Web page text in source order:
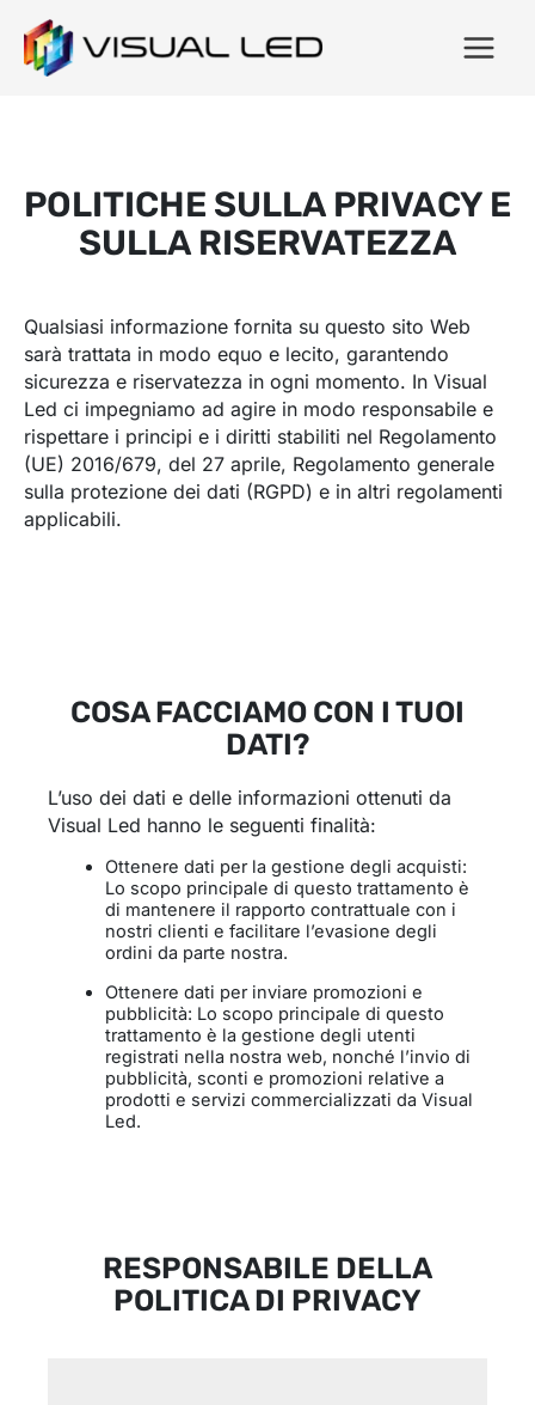
POLITICHE SULLA PRIVACY E
SULLA RISERVATEZZA
Qualsiasi informazione fornita su questo sito Web
sarà trattata in modo equo e lecito, garantendo
sicurezza e riservatezza in ogni momento. In Visual
Led ci impegniamo ad agire in modo responsabile e
rispettare i principi e i diritti stabiliti nel Regolamento
(UE) 2016/679, del 27 aprile, Regolamento generale
sulla protezione dei dati (RGPD) e in altri regolamenti
applicabili.
COSA FACCIAMO CON I TUOI
DATI?
L’uso dei dati e delle informazioni ottenuti da
Visual Led hanno le seguenti finalità:
Ottenere dati per la gestione degli acquisti:
Lo scopo principale di questo trattamento è
di mantenere il rapporto contrattuale con i
nostri clienti e facilitare l’evasione degli
ordini da parte nostra.
Ottenere dati per inviare promozioni e
pubblicità: Lo scopo principale di questo
trattamento è la gestione degli utenti
registrati nella nostra web, nonché l’invio di
pubblicità, sconti e promozioni relative a
prodotti e servizi commercializzati da Visual
Led.
RESPONSABILE DELLA
POLITICA DI PRIVACY